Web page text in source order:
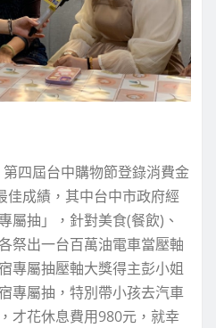
第四屆台中購物節登錄消費金
佳成績，其中台中市政府經
屬抽」，針對美食(餐飲)、
祭出一台百萬油電車當壓軸
專屬抽壓軸大獎得主彭小姐
專屬抽，特別帶小孩去汽車
才花休息費用980元，就幸